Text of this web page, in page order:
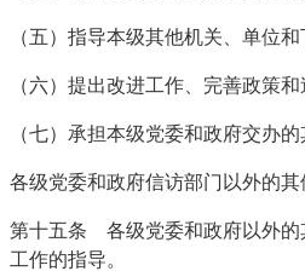
（五）指导本级其他机关、单位和
（六）提出改进工作、完善政策和
（七）承担本级党委和政府交办的
各级党委和政府信访部门以外的
第十五条 各级党委和政府以外的
工作的指导。